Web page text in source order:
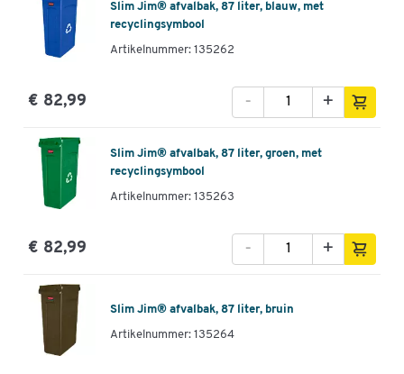
Slim Jim® afvalbak, 87 liter, blauw, met
recyclingsymbool
Artikelnummer: 135262
€ 82,99 +
-
Slim Jim® afvalbak, 87 liter, groen, met
recyclingsymbool
Artikelnummer: 135263
€ 82,99 +
-
Slim Jim® afvalbak, 87 liter, bruin
Artikelnummer: 135264